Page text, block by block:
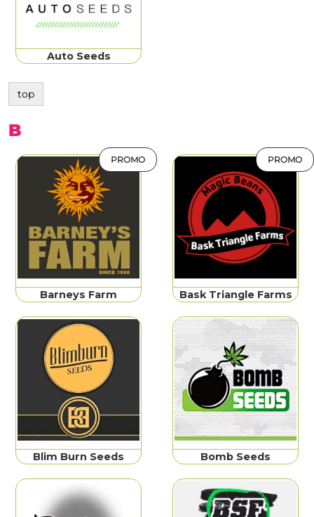
Auto Seeds
top
B
PROMO
Barneys Farm
PROMO
Bask Triangle Farms
Blim Burn Seeds Bomb Seeds